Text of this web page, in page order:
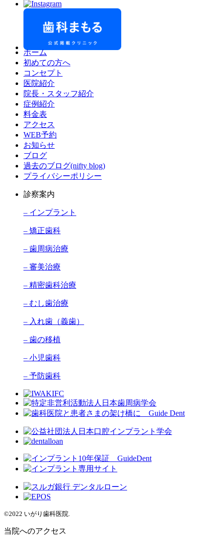
ホーム
初めての方へ
コンセプト
医院紹介
院長・スタッフ紹介
症例紹介
料金表
アクセス
WEB予約
お知らせ
ブログ
過去のブログ(nifty blog)
プライバシーポリシー
診察案内
– インプラント
– 矯正歯科
– 歯周病治療
– 審美治療
– 精密歯科治療
– むし歯治療
– 入れ歯（義歯）
– 歯の移植
– 小児歯科
– 予防歯科
©2022 いがり歯科医院.
当院へのアクセス